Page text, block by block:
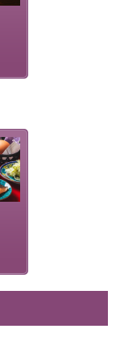
前予約制）
た和定食
素材の畳を使
わ
を
・